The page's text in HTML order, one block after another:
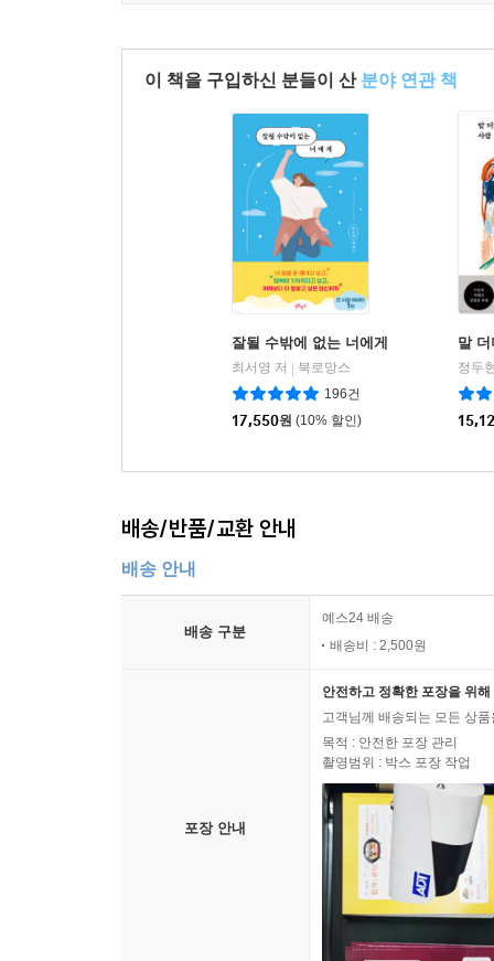
이 책을 구입하신 분들이 산 분야 연관 책
잘될 수밖에 없는 너에게
최서영 저
북로망스
196건
17,550원 (10% 할인)
말
정두
배송/반품/교환 안내
배송 안내
배송 구분
예스24 배송
배송비 : 2,500원
포장 안내
안전하고 정확한 포장을 위
고객님께 배송되는 모든 상
목적 : 안전한 포장 관리
촬영범위 : 박스 포장 작업